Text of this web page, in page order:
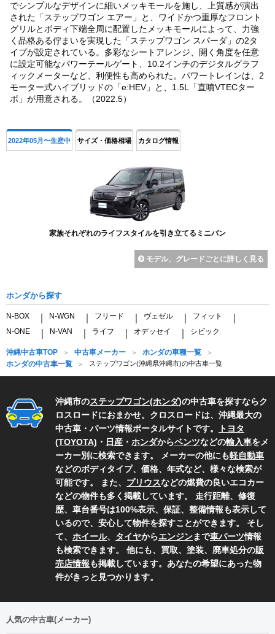
でシンプルなデザインに細いメッキモールを施し、上質感が演出
された「ステップワゴン エアー」と、ワイドかつ重厚なフロント
グリルとボディ下端全周に配置したメッキモールによって、力強
く品格ある佇まいを実現した「ステップワゴン スパーダ」の2タ
イプが設定されている。多彩なシートアレンジ、開く角度を任意
に設定可能なパワーテールゲート、10.2インチのデジタルグラフ
ィックメーターなど、利便性も高められた。パワートレインは、2
モーター式ハイブリッドの「e:HEV」と、1.5L「直噴VTECター
ボ」が用意される。（2022.5）
2022年05月〜生産中 サイズ・価格相場 カタログ情報
家族それぞれのライフスタイルを引き立てるミニバン
モデル、グレードごとに詳しく見る
ホンダから探す
N-BOX N-WGN フリード ヴェゼル フィット
N-ONE N-VAN ライフ オデッセイ シビック
沖縄中古車TOP 中古車メーカー
ホンダの車種一覧
ホンダの中古車一覧
ステップワゴン(沖縄県沖縄市)の中古車一覧
沖縄市のステップワゴン(ホンダ)の中古車を探すならク
ロスロードにおまかせ。クロスロードは、沖縄最大の
中古車・パーツ情報ポータルサイトです。
トヨタ
(TOYOTA) ・ 日産 ・ ホンダからベンツなどの輸入車をメ
ーカー別に検索できます。 メーカーの他にも軽自動車
などのボディタイプ、価格、年式など、様々な検索が
可能です。 また、 プリウスなどの燃費の良いエコカー
などの物件も多く掲載しています。 走行距離、修復
歴、車台番号は100%表示、保証、整備情報も表示して
いるので、安心して物件を探すことができます。 そし
て、 ホイール、 タイヤからエンジンまで車パーツ情報
も検索できます。 他にも、買取、塗装、廃車処分の販
売店情報も掲載しています。あなたの希望にあった物
件がきっと見つかります。
人気の中古車(メーカー)